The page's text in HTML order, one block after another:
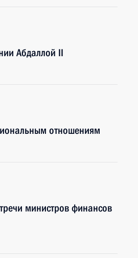
Абдаллой II
отношениям
министров финансов